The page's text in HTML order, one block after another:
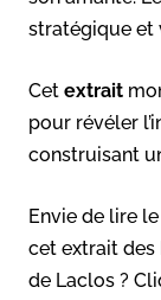
stratégique et
Cet extrait
pour révéler
construisant
Envie de lire le
cet extrait des
de Laclos ?